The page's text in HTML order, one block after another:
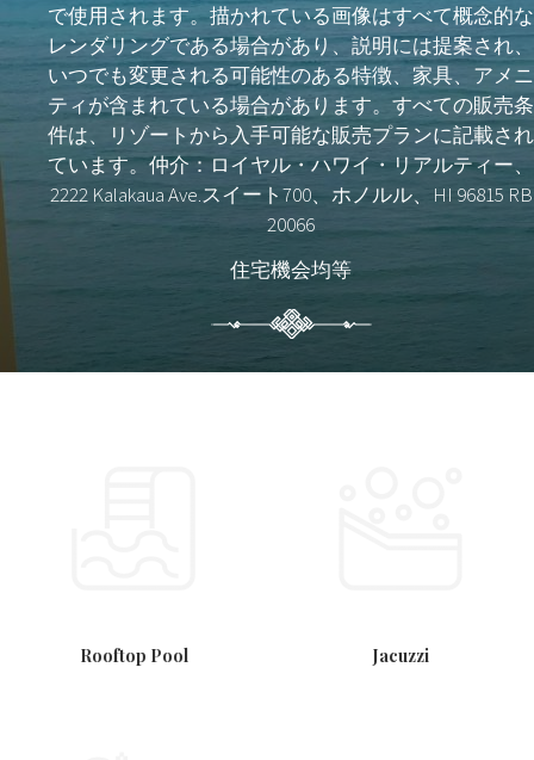
で使用されます。描かれている画像はすべて概念的な
レンダリングである場合があり、説明には提案され、
いつでも変更される可能性のある特徴、家具、アメニ
ティが含まれている場合があります。すべての販売条
件は、リゾートから入手可能な販売プランに記載され
ています。仲介：ロイヤル・ハワイ・リアルティー、
2222 Kalakaua Ave.スイート700、ホノルル、HI 96815 RB
20066
住宅機会均等
Rooftop Pool Jacuzzi